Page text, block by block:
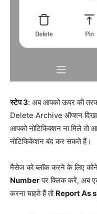
स्टेप 3: अब आपको ऊपर की
Delete Archive ऑप्शन
आपको नोटिफिक्शन ना मिले
नोटिफिकेशन बंद कर सकते हैं।
मैसेज को ब्लॉक करने के लिए
Numberपर क्लिक करें, अब
करना चाहते हैं तो Report As